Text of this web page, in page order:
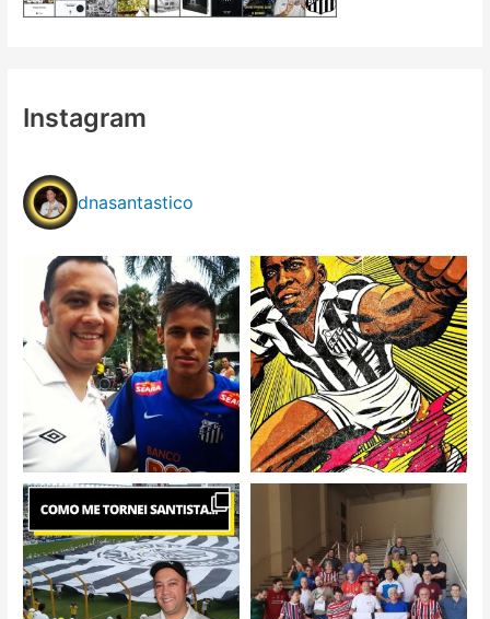
Instagram
dnasantastico